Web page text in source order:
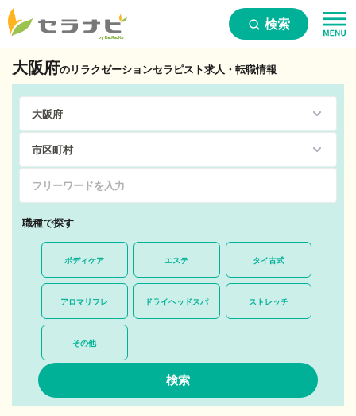
検索
大阪府のリラクゼーションセラピスト求人・転職情報
職種で探す
ボディケア エステ タイ古式
アロマリフレ ドライヘッドスパ ストレッチ
その他